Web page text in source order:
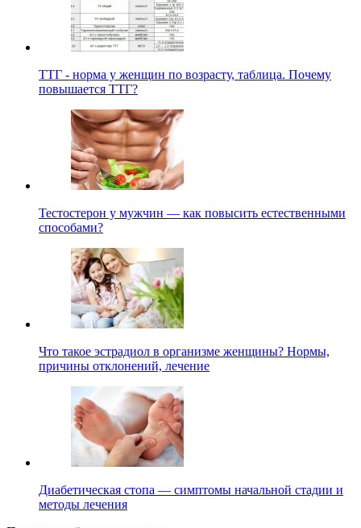
ТТГ - норма у женщин по возрасту, таблица. Почему
повышается ТТГ?
Тестостерон у мужчин — как повысить естественными
способами?
Что такое эстрадиол в организме женщины? Нормы,
причины отклонений, лечение
Диабетическая стопа — симптомы начальной стадии и
методы лечения